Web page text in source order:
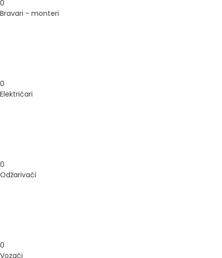
0
Bravari - monteri
0
Električari
0
Odžarivači
0
Vozači